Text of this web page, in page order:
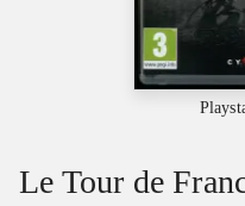
Le Tour de